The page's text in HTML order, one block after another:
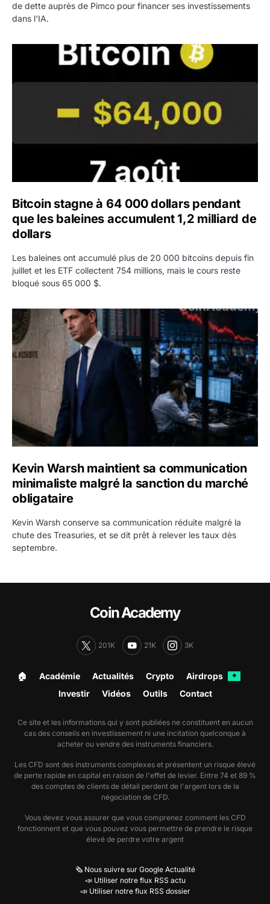
de dette auprès de Pimco pour financer ses investissements
dans l'IA.
Bitcoin stagne à 64 000 dollars pendant que les
Bitcoin stagne à 64 000 dollars pendant
que les baleines accumulent 1,2 milliard de
dollars
Les baleines ont accumulé plus de 20 000 bitcoins depuis fin
juillet et les ETF collectent 754 millions, mais le cours reste
bloqué sous 65 000 $.
Kevin Warsh maintient sa communication minimaliste
Kevin Warsh maintient sa communication
minimaliste malgré la sanction du marché
obligataire
Kevin Warsh conserve sa communication réduite malgré la
chute des Treasuries, et se dit prêt à relever les taux dès
septembre.
Coin Academy
201K 21K 3K
🏠︎ Académie Actualités Crypto Airdrops ✦
Investir Vidéos Outils Contact
Ce site et les informations qui y sont publiées ne constituent en aucun
cas des conseils en investissement ni une incitation quelconque à
acheter ou vendre des instruments financiers.
Les CFD sont des instruments complexes et présentent un risque élevé
de perte rapide en capital en raison de l'effet de levier. Entre 74 et 89 %
des comptes de clients de détail perdent de l'argent lors de la
négociation de CFD.
Vous devez vous assurer que vous comprenez comment les CFD
fonctionnent et que vous pouvez vous permettre de prendre le risque
élevé de perdre votre argent
🗞️ Nous suivre sur Google Actualité
📣 Utiliser notre flux RSS actu
📣 Utiliser notre flux RSS dossier